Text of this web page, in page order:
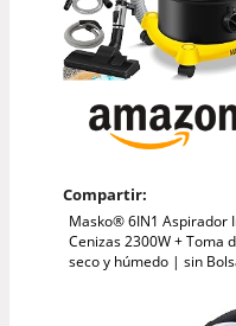
Compartir:
Masko® 6IN1 Aspirador
Cenizas 2300W + Toma
seco y húmedo | sin